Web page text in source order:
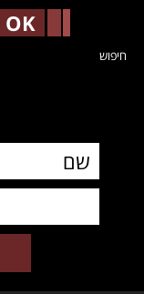
OK יועצים לניהול
חיפוש